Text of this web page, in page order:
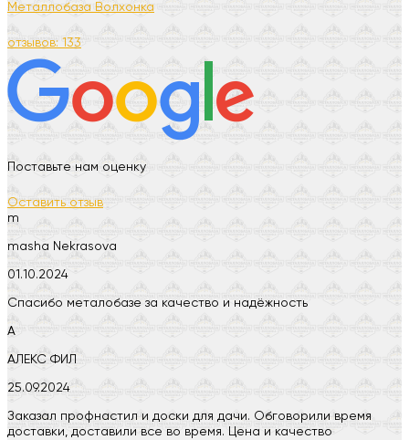
Металлобаза Волхонка
отзывов: 133
Поставьте нам оценку
Оставить отзыв
m
masha Nekrasova
01.10.2024
Спасибо металобазе за качество и надёжность
А
АЛЕКС ФИЛ
25.09.2024
Заказал профнастил и доски для дачи. Обговорили время
доставки, доставили все во время. Цена и качество